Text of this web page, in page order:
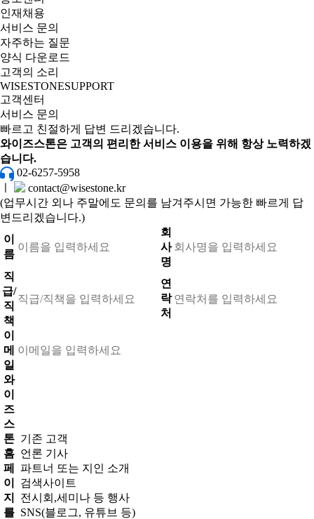
인재채용
서비스 문의
자주하는 질문
양식 다운로드
고객의 소리
WISESTONESUPPORT
고객센터
서비스 문의
빠르고 친절하게 답변 드리겠습니다.
와이즈스톤은 고객의 편리한 서비스 이용을 위해 항상 노력하겠
습니다.
02-6257-5958
contact@wisestone.kr
(업무시간 외나 주말에도 문의를 남겨주시면 가능한 빠르게 답
변드리겠습니다.)
이
름
회
사
명
직
급/
직
책
연
락
처
이
메
일
와
이
즈
스
톤
홈
페
이
지
를
기존 고객
언론 기사
파트너 또는 지인 소개
검색사이트
전시회,세미나 등 행사
SNS(블로그, 유튜브 등)